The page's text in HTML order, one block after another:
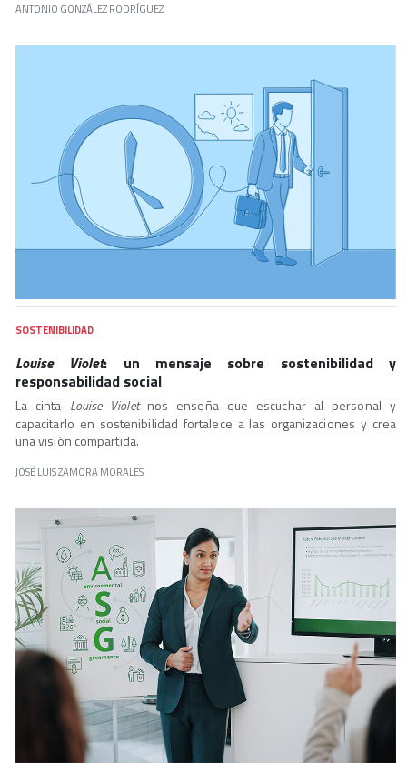
ANTONIO GONZÁLEZ RODRÍGUEZ
SOSTENIBILIDAD
Louise Violet: un mensaje sobre sostenibilidad y
responsabilidad social
La cinta Louise Violet nos enseña que escuchar al personal y
capacitarlo en sostenibilidad fortalece a las organizaciones y crea
una visión compartida.
JOSÉ LUIS ZAMORA MORALES